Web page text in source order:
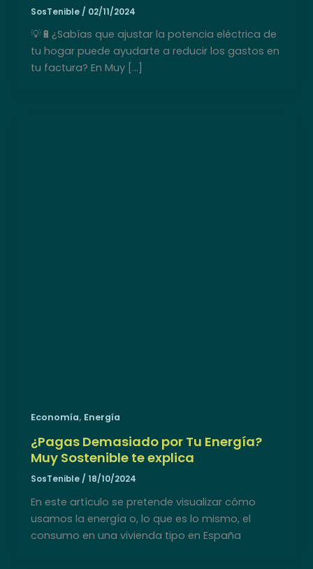
SosTenible / 02/11/2024
💡🔋¿Sabías que ajustar la potencia eléctrica de
tu hogar puede ayudarte a reducir los gastos en
tu factura? En Muy […]
Economía, Energía
¿Pagas Demasiado por Tu Energía?
Muy Sostenible te explica
SosTenible /18/10/2024
En este artículo se pretende visualizar cómo
usamos la energía o, lo que es lo mismo, el
consumo en una vivienda tipo en España